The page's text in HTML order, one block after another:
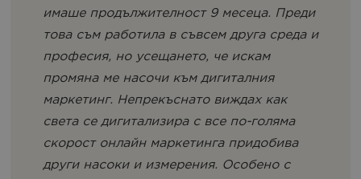
имаше продължителност 9 месеца. Преди
това съм работила в съвсем друга среда и
професия, но усещането, че искам
промяна ме насочи към дигиталния
маркетинг. Непрекъснато виждах как
света се дигитализира с все по-голяма
скорост онлайн маркетинга придобива
други насоки и измерения. Особено с